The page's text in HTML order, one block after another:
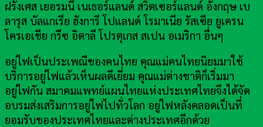
ฝรั่งเศส เยอรมนี เนเธอร์แลนด์ สวิตเซอร์แลนด์ อังกฤษ เบ
ลารุส บัลแกเรีย ฮังการี โปแลนด์ โรมาเนีย รัสเซีย ยูเครน
โครเอเชีย กรีซ อิตาลี โปรตุเกส สเปน อเมริกา อื่นๆ
อยู่ไฟเป็นประเพณีของคนไทย คุณแม่คนไทยนิยมมาใช้
บริการอยู่ไฟแล้วเห็นผลดีเยี่ยม คุณแม่ต่างชาติก็เริ่มมา
อยู่ไฟกัน สมาคมแพทย์แผนไทยแห่งประเทศไทยจึงได้จัด
อบรมส่งเสริมการอยู่ไฟไปทั่วโลก อยู่ไฟหลังคลอดเป็นที่
ยอมรับของประเทศไทยและต่างประเทศอีกด้วย